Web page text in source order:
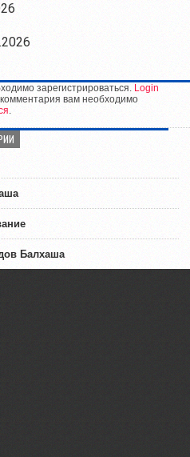
зарегистрироваться. Login
вам необходимо
.
Балхаша